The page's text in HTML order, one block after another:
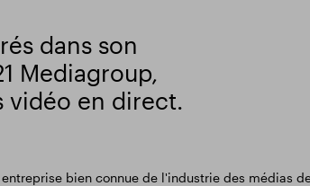
dans son
Mediagroup,
vidéo en direct.
bien connue de l'industrie des médias